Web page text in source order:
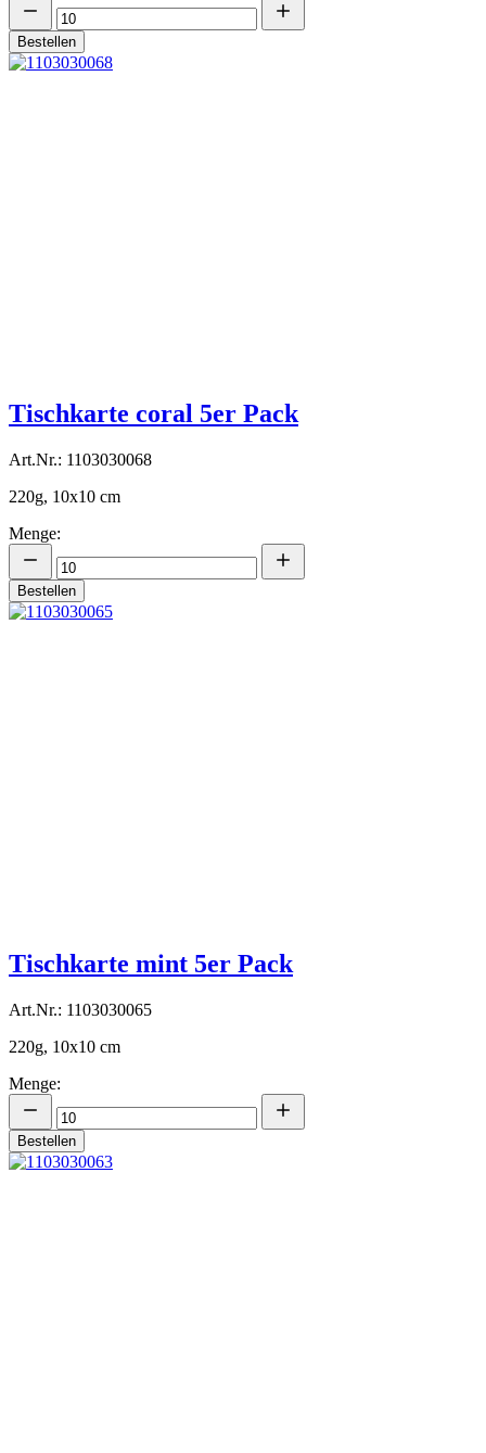
Bestellen
Tischkarte coral 5er Pack
Art.Nr.: 1103030068
220g, 10x10 cm
Menge:
Bestellen
Tischkarte mint 5er Pack
Art.Nr.: 1103030065
220g, 10x10 cm
Menge:
Bestellen